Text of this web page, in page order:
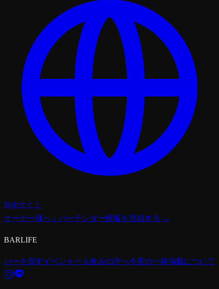
Webサイト
オーナー様へ：バーテンダー情報を登録する →
BARLIFE
バーを探すイベント 一人飲みの方へ今夜の一杯掲載について